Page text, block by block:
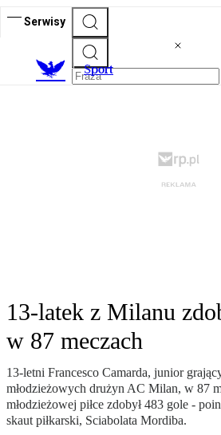
Serwisy
Sport
13-latek z Milanu
w 87 meczach
13-letni Francesco Camarda, junior
młodzieżowych drużyn AC Milan, w 87
młodzieżowej piłce zdobył 483 gole -
skaut piłkarski, Sciabolata Mordiba.